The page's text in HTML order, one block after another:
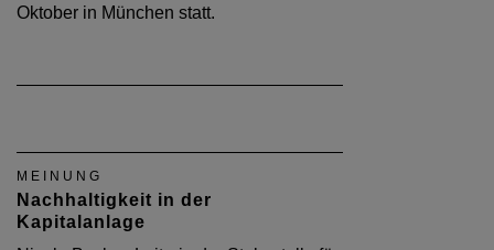
Oktober in München statt.
MEINUNG
Nachhaltigkeit in der
Kapitalanlage